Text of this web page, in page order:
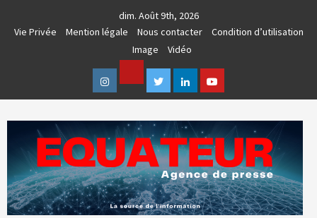
dim. Août 9th, 2026
Vie Privée
Mention légale Nous contacter
Condition d’utilisation
Image
Vidéo
Instagram
Facebook
TwitterLinkedinYoutube